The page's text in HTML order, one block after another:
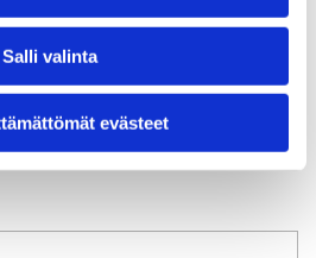
Salli valinta
evästeet